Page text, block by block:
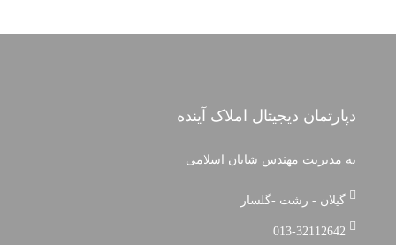
دپارتمان دیجیتال املاک آینده
به مدیریت مهندس شایان اسلامی
گیلان - رشت -گلسار
013-32112642